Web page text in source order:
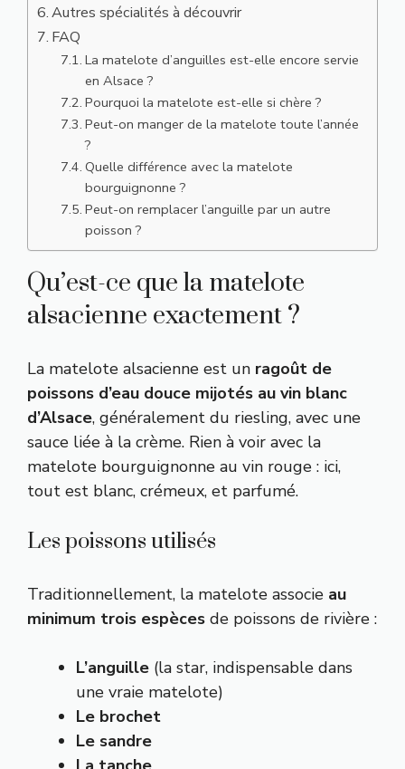
Autres spécialités à découvrir
FAQ
La matelote d’anguilles est-elle encore servie
en Alsace ?
Pourquoi la matelote est-elle si chère ?
Peut-on manger de la matelote toute l’année
?
Quelle différence avec la matelote
bourguignonne ?
Peut-on remplacer l’anguille par un autre
poisson ?
Qu’est-ce que la matelote
alsacienne exactement ?
La matelote alsacienne est un ragoût de
poissons d’eau douce mijotés au vin blanc
d’Alsace, généralement du riesling, avec une
sauce liée à la crème. Rien à voir avec la
matelote bourguignonne au vin rouge : ici,
tout est blanc, crémeux, et parfumé.
Les poissons utilisés
Traditionnellement, la matelote associe au
minimum trois espèces de poissons de rivière :
L’anguille (la star, indispensable dans
une vraie matelote)
Le brochet
Le sandre